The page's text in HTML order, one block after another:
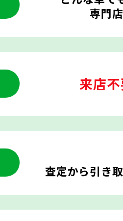
専門
来店不
査定から引き